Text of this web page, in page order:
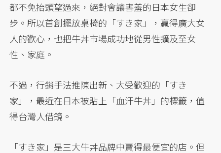
都不免抬頭望過來，絕對會讓害羞的日本女生卻
步。所以首創擺放桌椅的「すき家」，贏得廣大女
人的歡心，也把牛丼市場成功地從男性擴及至女
性、家庭。
不過，行銷手法推陳出新、大受歡迎的「すき
家」，最近在日本被貼上「血汗牛丼」的標籤，值
得台灣人借鏡。
「すき家」是三大牛丼品牌中賣得最便宜的店。但